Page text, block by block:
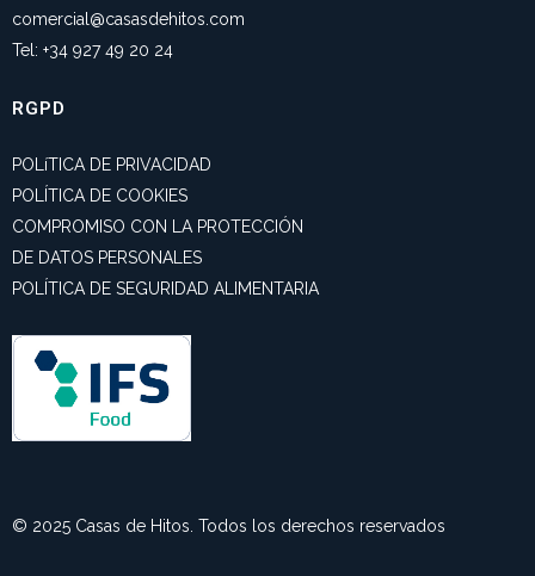
comercial@casasdehitos.com
Tel: +34 927 49 20 24
RGPD
POLíTICA DE PRIVACIDAD
POLÍTICA DE COOKIES
COMPROMISO CON LA PROTECCIÓN
DE DATOS PERSONALES
POLÍTICA DE SEGURIDAD ALIMENTARIA
© 2025 Casas de Hitos. Todos los derechos reservados